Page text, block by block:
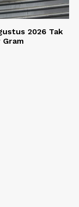
2026 Tak
Gram